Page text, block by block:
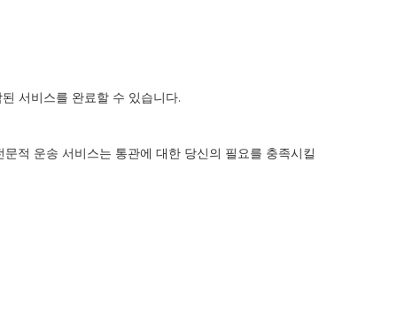
서비스를 완료할 수 있습니다.
적 운송 서비스는 통관에 대한 당신의 필요를 충족시킬